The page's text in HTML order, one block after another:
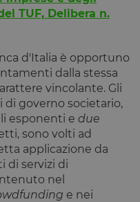
TUF, Delibera n.
d'Italia è opportuno
dalla stessa
vincolante. Gli
governo societario,
esponenti e due
sono volti ad
applicazione da
di servizi di
nel
e nei
funzioni
Tipo di
Descrizione